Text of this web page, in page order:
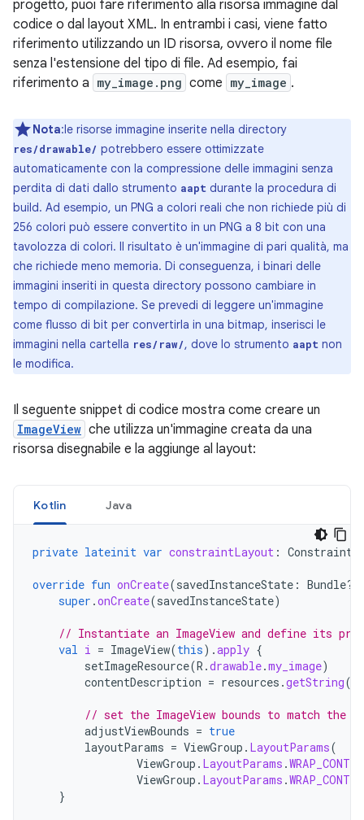
progetto, puoi fare riferimento alla risorsa immagine dal
codice o dal layout XML. In entrambi i casi, viene fatto
riferimento utilizzando un ID risorsa, ovvero il nome file
senza l'estensione del tipo di file. Ad esempio, fai
riferimento a my_image.png come my_image .
Nota:le risorse immagine inserite nella directory
res/drawable/ potrebbero essere ottimizzate
automaticamente con la compressione delle immagini senza
perdita di dati dallo strumento aapt durante la procedura di
build. Ad esempio, un PNG a colori reali che non richiede più di
256 colori può essere convertito in un PNG a 8 bit con una
tavolozza di colori. Il risultato è un'immagine di pari qualità, ma
che richiede meno memoria. Di conseguenza, i binari delle
immagini inseriti in questa directory possono cambiare in
tempo di compilazione. Se prevedi di leggere un'immagine
come flusso di bit per convertirla in una bitmap, inserisci le
immagini nella cartella res/raw/, dove lo strumento aapt non
le modifica.
Il seguente snippet di codice mostra come creare un
ImageView che utilizza un'immagine creata da una
risorsa disegnabile e la aggiunge al layout:
Kotlin Java
private lateinit var constraintLayout :
override fun onCreate(savedInstanceState : Bundle?)
super .onCreate(savedInstanceState)
// Instantiate an ImageView and define its
val i = ImageView(this).apply {
setImageResource(R .drawable.my_image)
contentDescription = resources .getString(
// set the ImageView bounds to match the
adjustViewBounds = true
layoutParams = ViewGroup . LayoutParams(
ViewGroup . LayoutParams .
ViewGroup . LayoutParams .
}